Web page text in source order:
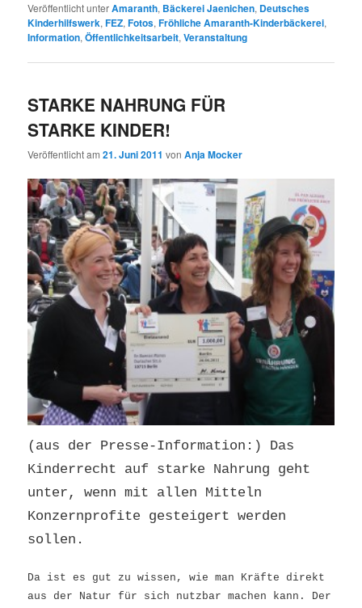
Veröffentlicht unterAmaranth, Bäckerei Jaenichen, Deutsches
Kinderhilfswerk,FEZ,Fotos,Fröhliche Amaranth-Kinderbäckerei,
Information,Öffentlichkeitsarbeit,Veranstaltung
STARKE NAHRUNG FÜR
STARKE KINDER!
Veröffentlicht am21. Juni 2011 vonAnja Mocker
(aus der Presse-Information:)
Das
Kinderrecht auf starke Nahrung geht
unter, wenn mit allen Mitteln
Konzernprofite gesteigert werden
sollen.
Da ist es gut zu wissen, wie man Kräfte direkt
aus der Natur für sich nutzbar machen kann. Der